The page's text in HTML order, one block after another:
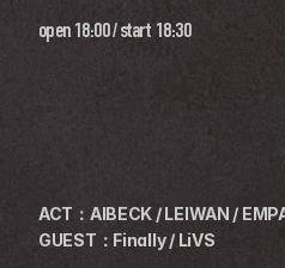
open 18:00 / start 18:30
ACT：AIBECK / LEIWAN /
GUEST：Finally / LiVS